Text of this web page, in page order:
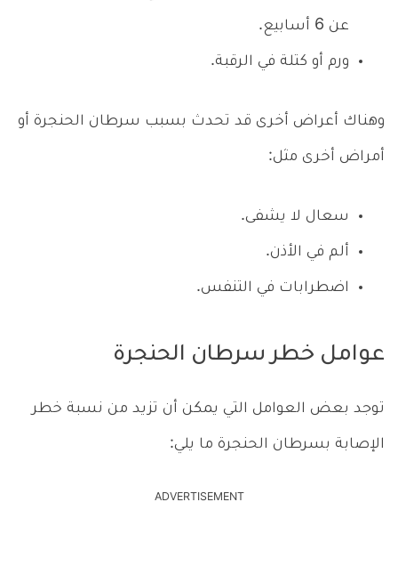
عن 6 أسابيع.
ورم أو كتلة في الرقبة.
وهناك أعراض أخرى قد تحدث بسبب سرطان الحنجرة أو
أمراض أخرى مثل:
سعال لا يشفى.
ألم في الأذن.
اضطرابات في التنفس.
عوامل خطر سرطان الحنجرة
توجد بعض العوامل التي يمكن أن تزيد من نسبة خطر
الإصابة بسرطان الحنجرة ما يلي:
ADVERTISEMENT